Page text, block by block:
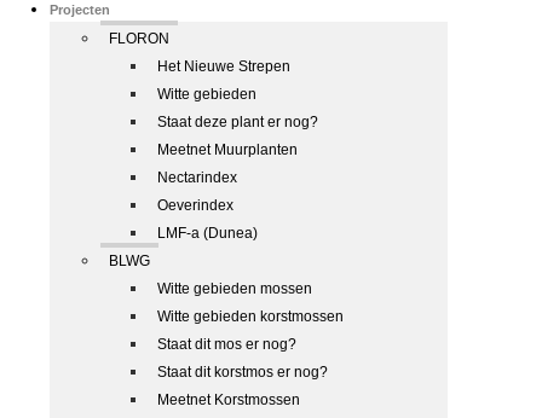
Projecten
FLORON
Het Nieuwe Strepen
Witte gebieden
Staat deze plant er nog?
Meetnet Muurplanten
Nectarindex
Oeverindex
LMF-a (Dunea)
BLWG
Witte gebieden mossen
Witte gebieden korstmossen
Staat dit mos er nog?
Staat dit korstmos er nog?
Meetnet Korstmossen